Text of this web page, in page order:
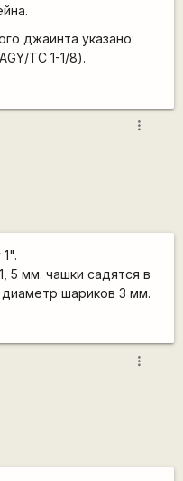
джаинта указано:
TC 1-1/8).
more_vert
5 мм. чашки садятся в
диаметр шариков 3 мм.
more_vert